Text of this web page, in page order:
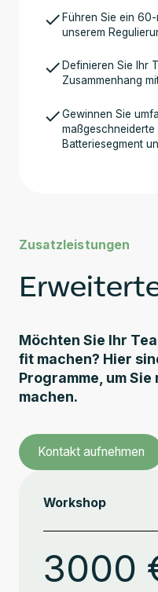
Führen Sie ein
unserem
Definieren Sie Ihr
Zusammenhang
Gewinnen Sie
Batteriesegment
Zusatzleistungen
Möchten Sie Ihr
fit machen? Hier
Programme, um
machen.
Kontakt aufnehmen
Workshop
3000